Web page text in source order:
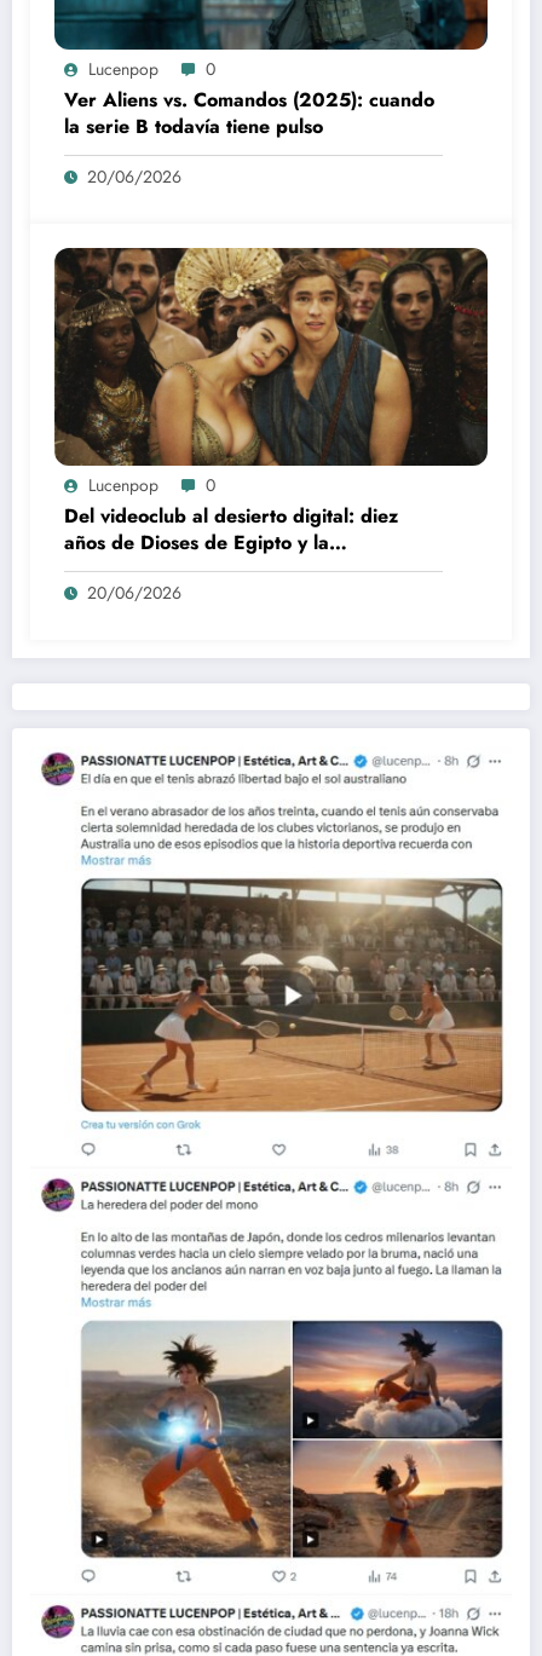
Lucenpop 0
Ver Aliens vs. Comandos (2025): cuando
la serie B todavía tiene pulso
20/06/2026
Lucenpop 0
Del videoclub al desierto digital: diez
años de Dioses de Egipto y la
desaparición del blockbuster sin
complejos
20/06/2026